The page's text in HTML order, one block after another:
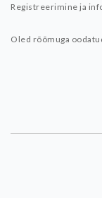
Registreerimine ja
Oled rõõmuga